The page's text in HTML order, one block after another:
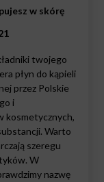
w skórę
twojego
płyn do kąpieli
przez Polskie
i
kosmetycznych,
Warto
szeregu
W
nazwę